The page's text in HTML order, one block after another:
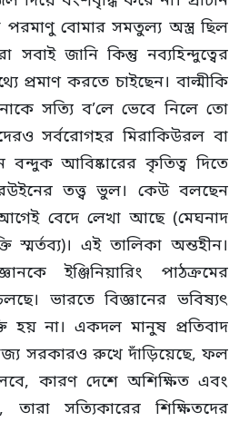
পরমাণু বোমার সমতুল্য অস্ত্র ছিল
জানি কিন্তু নব্যহিন্দুত্বের
প্রমাণ করতে চাইছেন। বাল্মীকি
সত্যি ব’লে ভেবে নিলে তো
সর্বরোগহর মিরাকিউরল বা
বন্দুক আবিষ্কারের কৃতিত্ব দিতে
তত্ত্ব ভুল। কেউ বলছেন
বেদে লেখা আছে (মেঘনাদ
স্মর্তব্য)। এই তালিকা অন্তহীন।
ইঞ্জিনিয়ারিং পাঠক্রমের
ভারতে বিজ্ঞানের ভবিষ্যৎ
হয় না। একদল মানুষ প্রতিবাদ
সরকারও রুখে দাঁড়িয়েছে, ফল
কারণ দেশে অশিক্ষিত এবং
তারা সত্যিকারের শিক্ষিতদের